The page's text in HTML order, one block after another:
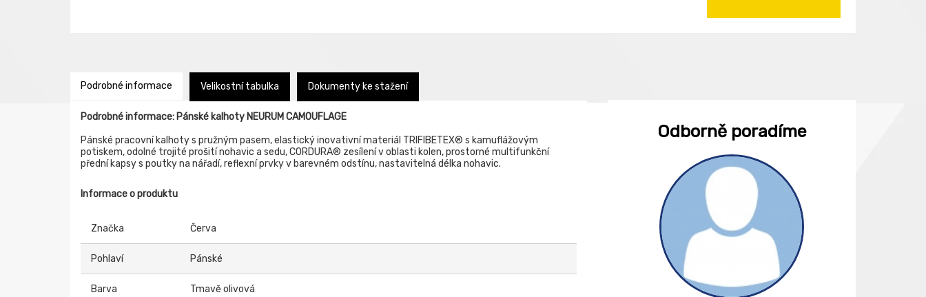
Podrobné informace Velikostní tabulka Dokumenty ke stažení
Podrobné informace: Pánské kalhoty NEURUM CAMOUFLAGE
Pánské pracovní kalhoty s pružným pasem, elastický inovativní materiál TRIFIBETEX® s kamuflážovým
potiskem, odolné trojité prošití nohavic a sedu, CORDURA® zesílení v oblasti kolen, prostorné multifunkční
přední kapsy s poutky na nářadí, reflexní prvky v barevném odstínu, nastavitelná délka nohavic.
Informace o produktu
Značka Červa
Pohlaví Pánské
Barva Tmavě olivová
Odborně poradíme